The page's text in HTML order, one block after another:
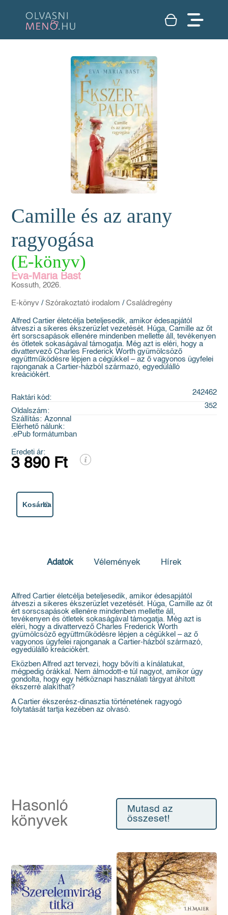
Camille és az arany
ragyogása
(E-könyv)
Eva-Maria Bast
Kossuth, 2026.
E-könyv / Szórakoztató irodalom / Családregény
Alfred Cartier életcélja beteljesedik, amikor édesapjától
átveszi a sikeres ékszerüzlet vezetését. Húga, Camille az őt
ért sorscsapások ellenére mindenben mellette áll, tevékenyen
és ötletek sokaságával támogatja. Még azt is eléri, hogy a
divattervező Charles Frederick Worth gyümölcsöző
együttműködésre lépjen a cégükkel – az ő vagyonos ügyfelei
rajonganak a Cartier-házból származó, egyedülálló
kreációkért.
Raktári kód:
242462
Oldalszám:
352
Szállítás: Azonnal
Elérhető nálunk:
.ePub formátumban
Eredeti ár:
3 890 Ft
Kosárba
Adatok Vélemények Hírek
Alfred Cartier életcélja beteljesedik, amikor édesapjától
átveszi a sikeres ékszerüzlet vezetését. Húga, Camille az őt
ért sorscsapások ellenére mindenben mellette áll,
tevékenyen és ötletek sokaságával támogatja. Még azt is
eléri, hogy a divattervező Charles Frederick Worth
gyümölcsöző együttműködésre lépjen a cégükkel – az ő
vagyonos ügyfelei rajonganak a Cartier-házból származó,
egyedülálló kreációkért.
Eközben Alfred azt tervezi, hogy bővíti a kínálatukat,
mégpedig órákkal. Nem álmodott-e túl nagyot, amikor úgy
gondolta, hogy egy hétköznapi használati tárgyat áhított
ékszerré alakíthat?
A Cartier ékszerész-dinasztia történetének ragyogó
folytatását tartja kezében az olvasó.
Hasonló
könyvek
Mutasd az
összeset!